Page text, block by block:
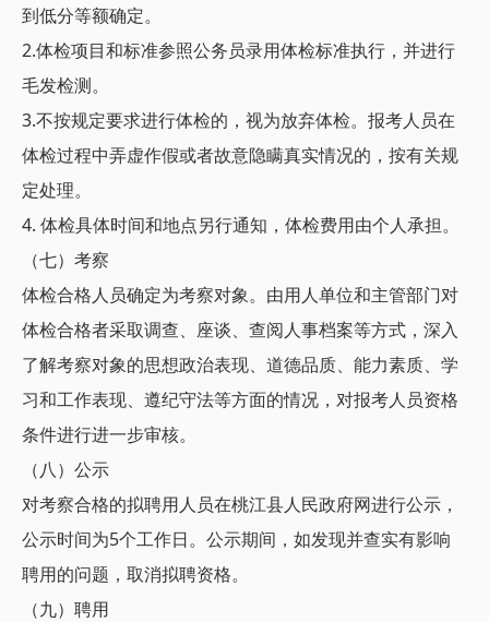
到低分等额确定。
2.体检项目和标准参照公务员录用体检标准执行，并进行
毛发检测。
3.不按规定要求进行体检的，视为放弃体检。报考人员在
体检过程中弄虚作假或者故意隐瞒真实情况的，按有关规
定处理。
4. 体检具体时间和地点另行通知，体检费用由个人承担。
（七）考察
体检合格人员确定为考察对象。由用人单位和主管部门对
体检合格者采取调查、座谈、查阅人事档案等方式，深入
了解考察对象的思想政治表现、道德品质、能力素质、学
习和工作表现、遵纪守法等方面的情况，对报考人员资格
条件进行进一步审核。
（八）公示
对考察合格的拟聘用人员在桃江县人民政府网进行公示，
公示时间为5个工作日。公示期间，如发现并查实有影响
聘用的问题，取消拟聘资格。
（九）聘用